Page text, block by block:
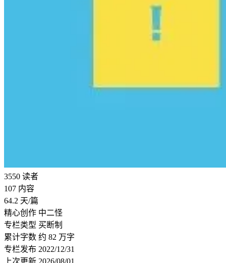
3550 读者
107 内容
64.2 天/篇
精心创作 中二怪
专栏类型 买断制
累计字数 约 82 万字
专栏发布 2022/12/31
上次更新 2026/08/01